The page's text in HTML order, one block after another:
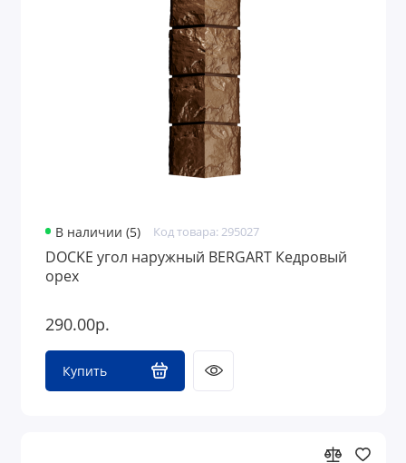
В наличии (5) Код товара: 295027
DOCKE угол наружный BERGART Кедровый
орех
290.00р.
Купить